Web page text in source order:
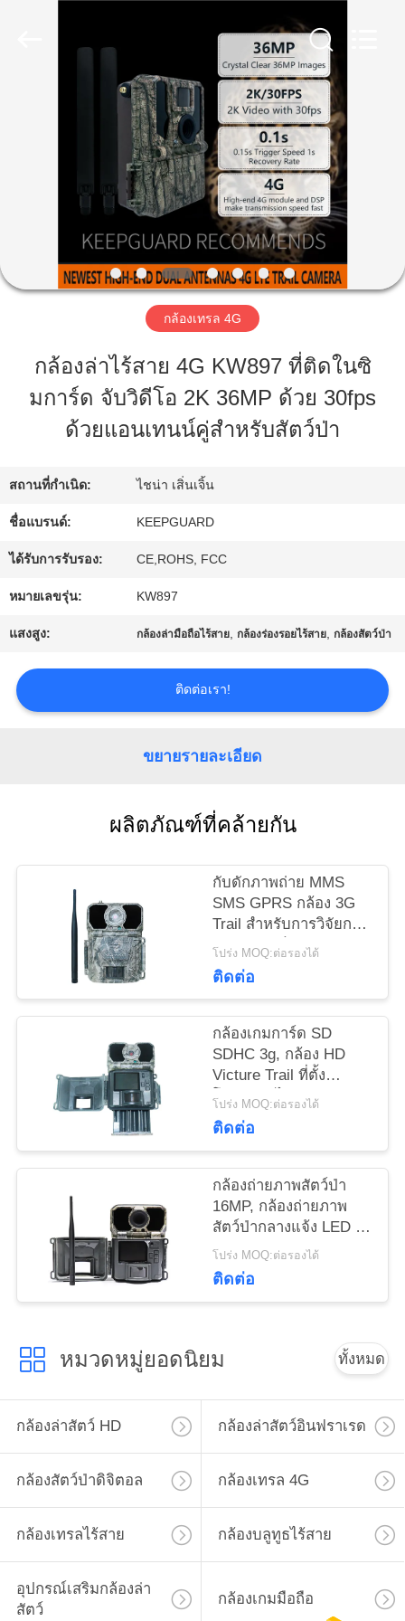
เกี่ยว
เรา
โรงงาน
การ
ควบคุม
คุณภาพ
ติดต่อ
ขอ
แผนผัง
เว็บไซต์
นโยบาย
ความ
เป็น
กล้องเทรล 4G
กล้องล่าไร้สาย 4G KW897 ที่ติดในซิ
มการ์ด จับวิดีโอ 2K 36MP ด้วย 30fps
ด้วยแอนเทนน์คู่สําหรับสัตว์ป่า
สถานที่กำเนิด: ไชน่า เสิ่นเจิ้น
ชื่อแบรนด์: KEEPGUARD
ได้รับการรับรอง: CE,ROHS, FCC
หมายเลขรุ่น: KW897
แสงสูง: กล้องล่ามือถือไร้สาย, กล้องร่องรอยไร้สาย, กล้องสัตว์ป่า
ติดต่อเรา!
ขยายรายละเอียด
ผลิตภัณฑ์ที่คล้ายกัน
กับดักภาพถ่าย MMS
SMS GPRS กล้อง 3G
Trail สำหรับการวิจัยการ
จับภาพสัตว์ป่า
โปร่ง MOQ:ต่อรองได้
ติดต่อ
กล้องเกมการ์ด SD
SDHC 3g, กล้อง HD
Victure Trail ที่ตั้ง
โปรแกรมได้
โปร่ง MOQ:ต่อรองได้
ติดต่อ
กล้องถ่ายภาพสัตว์ป่า
16MP, กล้องถ่ายภาพ
สัตว์ป่ากลางแจ้ง LED IR
กลางคืน
โปร่ง MOQ:ต่อรองได้
ติดต่อ
หมวดหมู่ยอดนิยม ทั้งหมด
กล้องล่าสัตว์ HD กล้องล่าสัตว์อินฟราเรด
กล้องสัตว์ป่าดิจิตอล กล้องเทรล 4G
กล้องเทรลไร้สาย กล้องบลูทูธไร้สาย
อุปกรณ์เสริมกล้องล่า
สัตว์
กล้องเกมมือถือ